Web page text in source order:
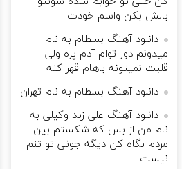
بالش بکن واسم خودت
دانلود آهنگ بسطام به نام
میدونم دور توام آدم پره ولی
قلبت نمیتونه باهام قهر کنه
دانلود آهنگ بسطام به نام تهران
دانلود آهنگ علی زند وکیلی به
نام من از بس كه شكستم بین
مردم نگاه كن دیگه جونى تو تنم
نیست